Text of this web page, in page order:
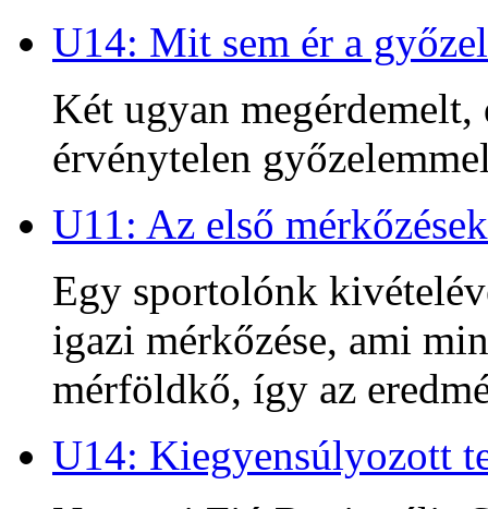
U14: Mit sem ér a
Két ugyan
érvénytelen
U11: Az első mérkőzések
Egy sportolónk
igazi mérkőzése, ami
mérföldkő, így az
U14: Kiegyensúlyozott